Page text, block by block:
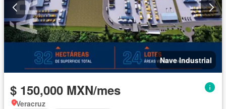
Nave Industrial
$ 150,000 MXN/mes
Veracruz